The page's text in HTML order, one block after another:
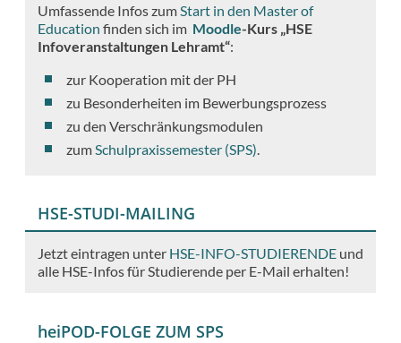
Umfassende Infos zum Start in den Master of
Education finden sich im Moodle-Kurs „HSE
Infoveranstaltungen Lehramt“:
zur Kooperation mit der PH
zu Besonderheiten im Bewerbungsprozess
zu den Verschränkungsmodulen
zum Schulpraxissemester (SPS)
HSE-STUDI-MAILING
Jetzt eintragen unter HSE-INFO-STUDIERENDE und
alle HSE-Infos für Studierende per E-Mail erhalten!
heiPOD-FOLGE ZUM SPS